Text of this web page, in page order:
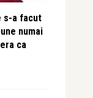
s-a facut
numai
ca